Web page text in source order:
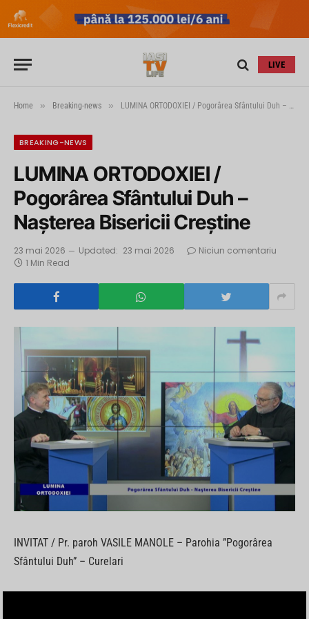
LIVE
Home » Breaking-news » LUMINA ORTODOXIEI / Pogorârea Sfântului Duh – Nașterea Bisericii Creștine
BREAKING-NEWS
LUMINA ORTODOXIEI /
Pogorârea Sfântului Duh –
Nașterea Bisericii Creștine
23 mai 2026 Updated: 23 mai 2026
Niciun comentariu
1 Min Read
INVITAT / Pr. paroh VASILE MANOLE – Parohia ”Pogorârea
Sfântului Duh” – Curelari